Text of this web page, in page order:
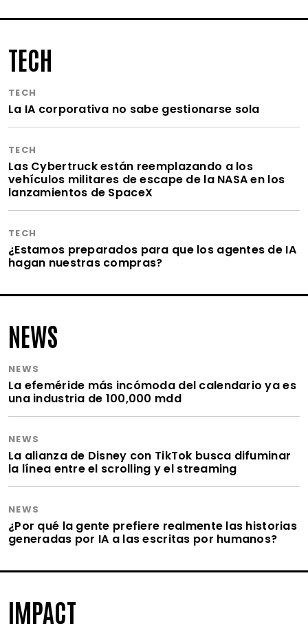
TECH
TECH
La IA corporativa no sabe gestionarse sola
TECH
Las Cybertruck están reemplazando a los
vehículos militares de escape de la NASA en los
lanzamientos de SpaceX
TECH
¿Estamos preparados para que los agentes de IA
hagan nuestras compras?
NEWS
NEWS
La efeméride más incómoda del calendario ya es
una industria de 100,000 mdd
NEWS
La alianza de Disney con TikTok busca difuminar
la línea entre el scrolling y el streaming
NEWS
¿Por qué la gente prefiere realmente las historias
generadas por IA a las escritas por humanos?
IMPACT